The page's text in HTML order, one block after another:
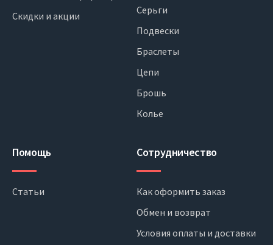
Скидки и акции
Серьги
Подвески
Браслеты
Цепи
Брошь
Колье
Помощь
Статьи
Сотрудничество
Как оформить заказ
Обмен и возврат
Условия оплаты и доставки